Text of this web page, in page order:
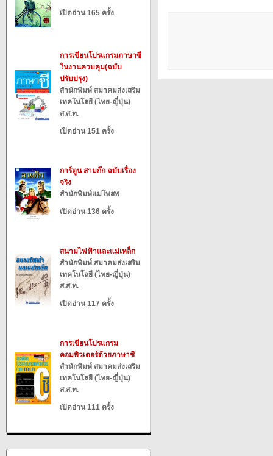
เปิดอ่าน 165 ครั้ง
การเขียนโปรแกรมภาษาซี
ในงานควบคุม(ฉบับ
ปรับปรุง)
สำนักพิมพ์ สมาคมส่งเสริม
เทคโนโลยี (ไทย-ญี่ปุ่น)
ส.ส.ท.
เปิดอ่าน 151 ครั้ง
การ์ตูน สามก๊ก ฉบับเรื่อง
จริง
สำนักพิมพ์แม่โพสพ
เปิดอ่าน 136 ครั้ง
สนามไฟฟ้าและแม่เหล็ก
สำนักพิมพ์ สมาคมส่งเสริม
เทคโนโลยี (ไทย-ญี่ปุ่น)
ส.ส.ท.
เปิดอ่าน 117 ครั้ง
การเขียนโปรแกรม
คอมพิวเตอร์ด้วยภาษาซี
สำนักพิมพ์ สมาคมส่งเสริม
เทคโนโลยี (ไทย-ญี่ปุ่น)
ส.ส.ท.
เปิดอ่าน 111 ครั้ง